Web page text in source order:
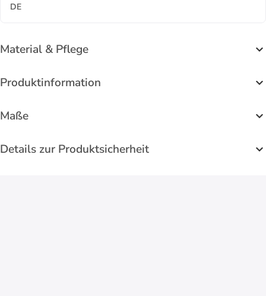
DE
Material & Pflege
Produktinformation
Maße
Details zur Produktsicherheit